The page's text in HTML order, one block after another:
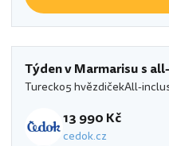
Týden v Marmarisu s
Turecko5 hvězdičekAll-
13 990 Kč
cedok.cz